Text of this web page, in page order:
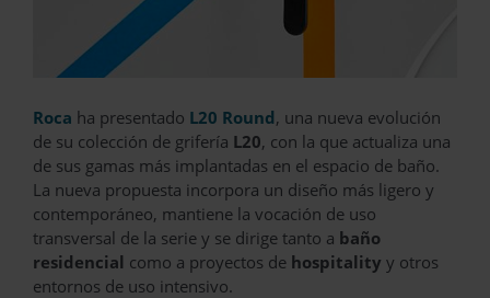
Roca ha presentado L20 Round, una nueva evolución
de su colección de grifería L20, con la que actualiza una
de sus gamas más implantadas en el espacio de baño.
La nueva propuesta incorpora un diseño más ligero y
contemporáneo, mantiene la vocación de uso
transversal de la serie y se dirige tanto a baño
residencial como a proyectos de hospitality y otros
entornos de uso intensivo.